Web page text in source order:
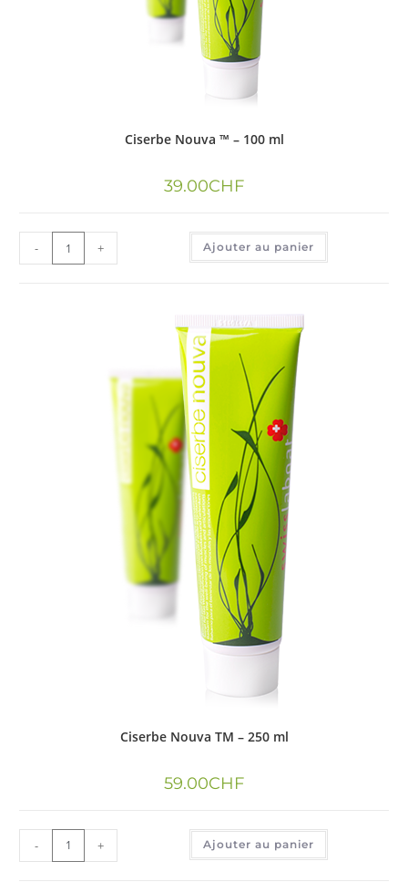
Ciserbe Nouva ™ – 100 ml
39.00CHF
- + Ajouter au panier
Ciserbe Nouva TM – 250 ml
59.00CHF
- + Ajouter au panier